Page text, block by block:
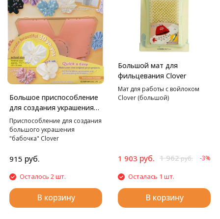
Большое приспособление
для создания украшения
Бабочка Clover
Приспособление для создания
большого украшения
"бабочка" Clover
915 руб.
Осталось 2 шт.
В корзину
Большой мат для
фильцевания Clover
Мат для работы с войлоком
Clover (большой)
1 903 руб. 1 962руб. -3%
Осталась 1 шт.
В корзину